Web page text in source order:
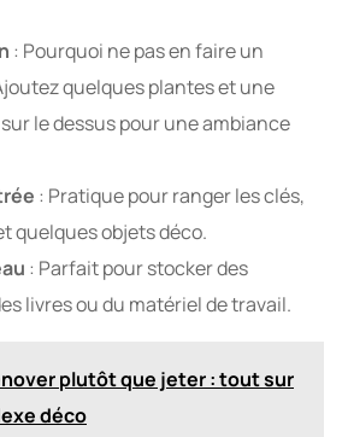
: Pourquoi ne pas en faire un
quelques plantes et une
le dessus pour une ambiance
: Pratique pour ranger les clés,
quelques objets déco.
: Parfait pour stocker des
livres ou du matériel de travail.
plutôt que jeter : tout sur
déco